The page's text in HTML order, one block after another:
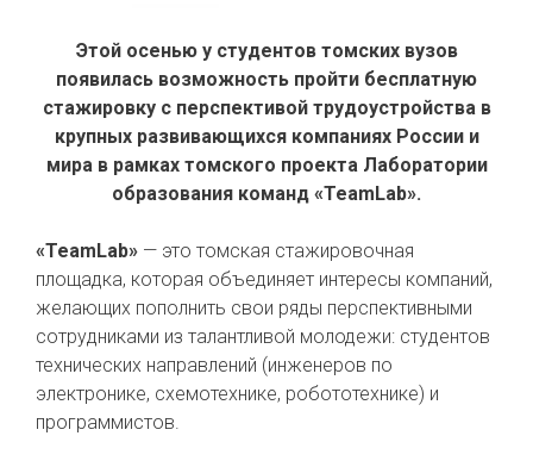
Этой осенью у студентов томских вузов
появилась возможность пройти бесплатную
стажировку с перспективой трудоустройства в
крупных развивающихся компаниях России и
мира в рамках томского проекта Лаборатории
образования команд «TeamLab».
«TeamLab» — это томская стажировочная
площадка, которая объединяет интересы компаний,
желающих пополнить свои ряды перспективными
сотрудниками из талантливой молодежи: студентов
технических направлений (инженеров по
электронике, схемотехнике, робототехнике) и
программистов.